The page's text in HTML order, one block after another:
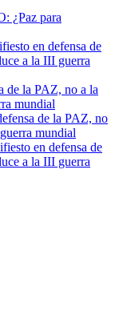
¿Paz para
en defensa de
a la III guerra
de la PAZ, no a la
mundial
de la PAZ, no
mundial
en defensa de
a la III guerra